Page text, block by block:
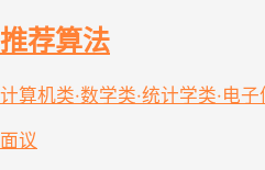
推荐算法
计算机类·数学类·统计学类·电
面议